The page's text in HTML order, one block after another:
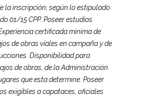
la inscripción, según lo estipulado
01/15 CPP. Poseer estudios
certificada mínima de
de obras viales en campaña y de
Disponibilidad para
de obras, de la Administración
que esta determine. Poseer
exigibles a capataces, oficiales